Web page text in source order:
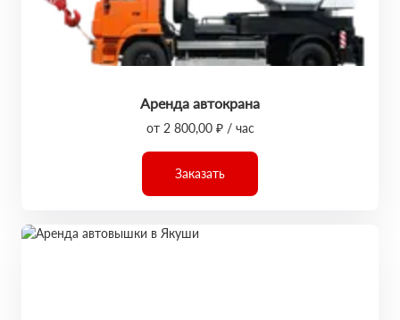
Аренда автокрана
от 2 800,00 ₽ / час
Заказать